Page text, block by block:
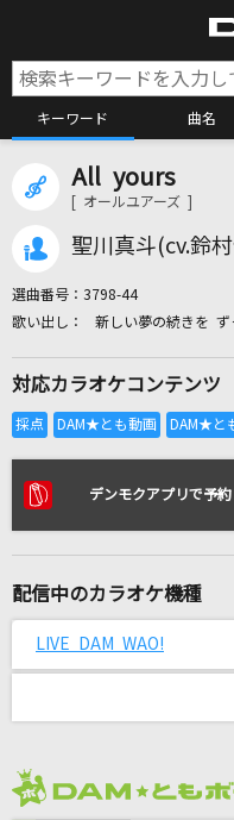
キーワード 曲名
カ
リアルタイム
夏の日の1993
やってこい!ダイスキ
All yours
[ オールユアーズ ]
聖川真斗(cv.鈴
選曲番号： 3798-44
新しい夢の続きを ず
対応カラオケコンテンツ
デンモクアプリで予約
配信中のカラオケ機種
LIVE DAM WAO!